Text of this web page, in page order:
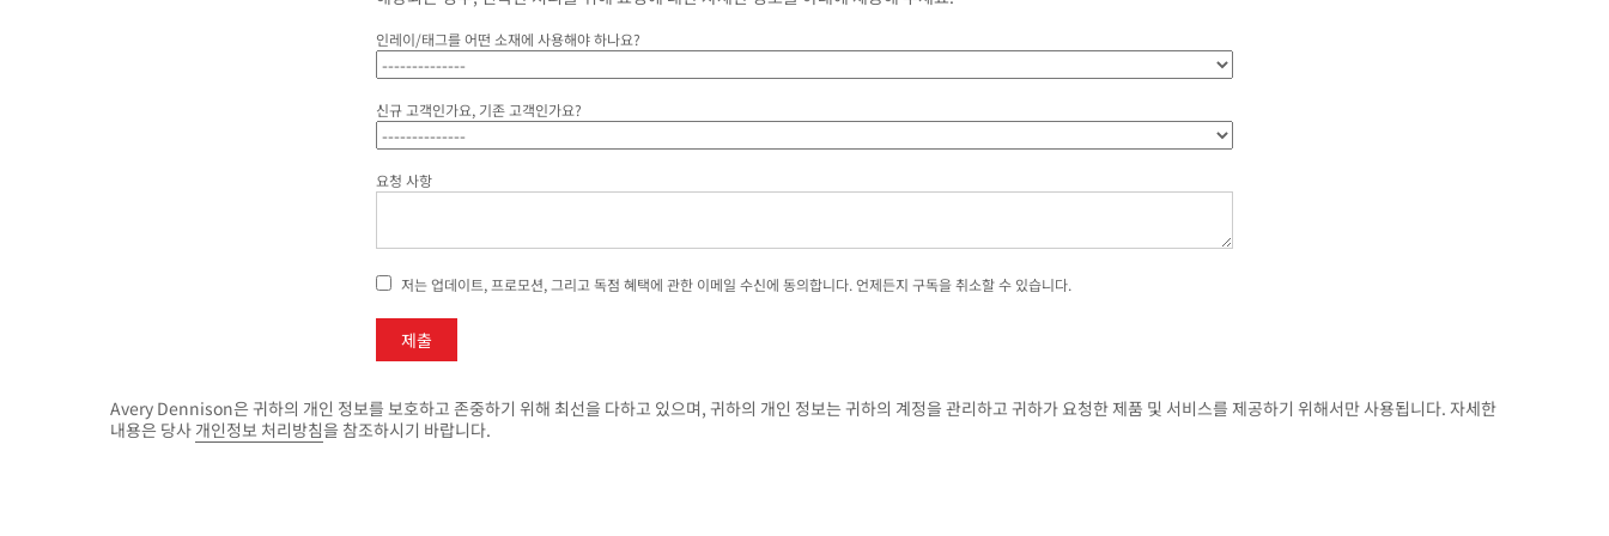
인레이/태그를 어떤 소재에 사용해야 하나요?
신규 고객인가요, 기존 고객인가요?
요청 사항
저는 업데이트, 프로모션, 그리고 독점 혜택에 관한 이메일 수신에 동의합니다. 언제든지 구독을 취소할 수 있습니다.
Avery Dennison은 귀하의 개인 정보를 보호하고 존중하기 위해 최선을 다하고 있으며, 귀하의 개인 정보는 귀하의 계정을 관리하고 귀하가 요청한 제품 및 서비스를 제공하기 위해서만 사용됩니다. 자세한
내용은 당사 개인정보 처리방침을 참조하시기 바랍니다.